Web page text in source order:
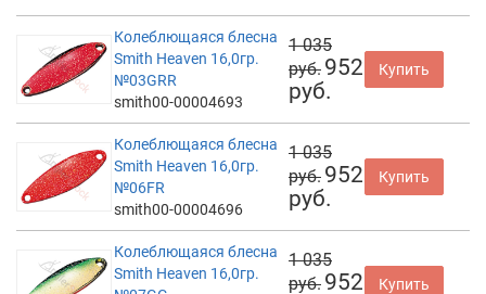
Колеблющаяся блесна
Smith Heaven 16,0гр.
№03GRR
smith00-00004693
1 035
руб. 952
руб.
Купить
Колеблющаяся блесна
Smith Heaven 16,0гр.
№06FR
smith00-00004696
1 035
руб. 952
руб.
Купить
Колеблющаяся блесна
Smith Heaven 16,0гр.
1 035
руб. 952
Купить